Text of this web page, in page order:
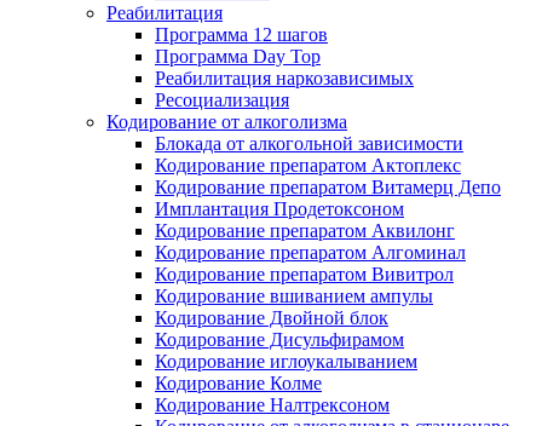
Реабилитация
Программа 12 шагов
Программа Day Top
Реабилитация наркозависимых
Ресоциализация
Кодирование от алкоголизма
Блокада от алкогольной зависимости
Кодирование препаратом Актоплекс
Кодирование препаратом Витамерц Депо
Имплантация Продетоксоном
Кодирование препаратом Аквилонг
Кодирование препаратом Алгоминал
Кодирование препаратом Вивитрол
Кодирование вшиванием ампулы
Кодирование Двойной блок
Кодирование Дисульфирамом
Кодирование иглоукалыванием
Кодирование Колме
Кодирование Налтрексоном